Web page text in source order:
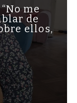
me
de
ellos,